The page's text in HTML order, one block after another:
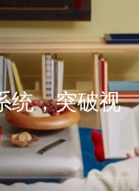
统，突破视